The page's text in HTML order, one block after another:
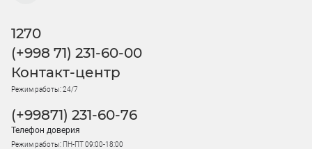
1270
(+998 71) 231-60-00
Контакт-центр
Режим работы: 24/7
(+99871) 231-60-76
Телефон доверия
Режим работы: ПН-ПТ 09:00-18:00